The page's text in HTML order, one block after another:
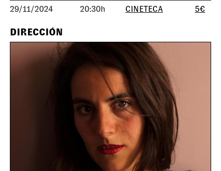
29/11/2024 20:30h CINETECA 5€
DIRECCIÓN